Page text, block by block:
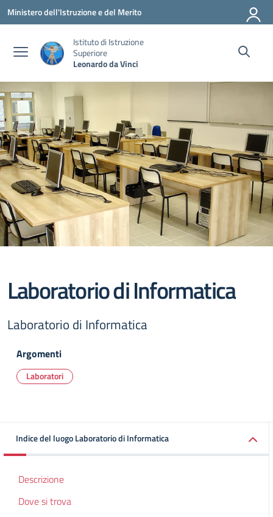
Vai ai contenuti
Vai al menu di navigazione
Vai al footer
Ministero dell'Istruzione e del Merito
Istituto di Istruzione
Superiore
Leonardo da Vinci
Laboratorio di Informatica
Laboratorio di Informatica
Argomenti
Laboratori
Indice del luogo Laboratorio di Informatica
Descrizione
Dove si trova